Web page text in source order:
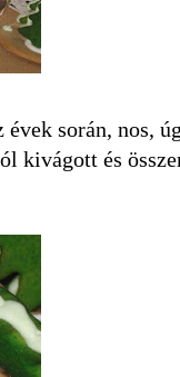
során, nos,
kivágott és